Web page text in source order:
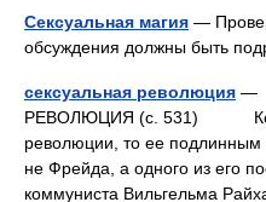
Сексуальная магия —
обсуждения должны быть
сексуальная революция —
РЕВОЛЮЦИЯ (с. 531) Коли
революции, то ее подлинным
не Фрейда, а одного из его
коммуниста Вильгельма